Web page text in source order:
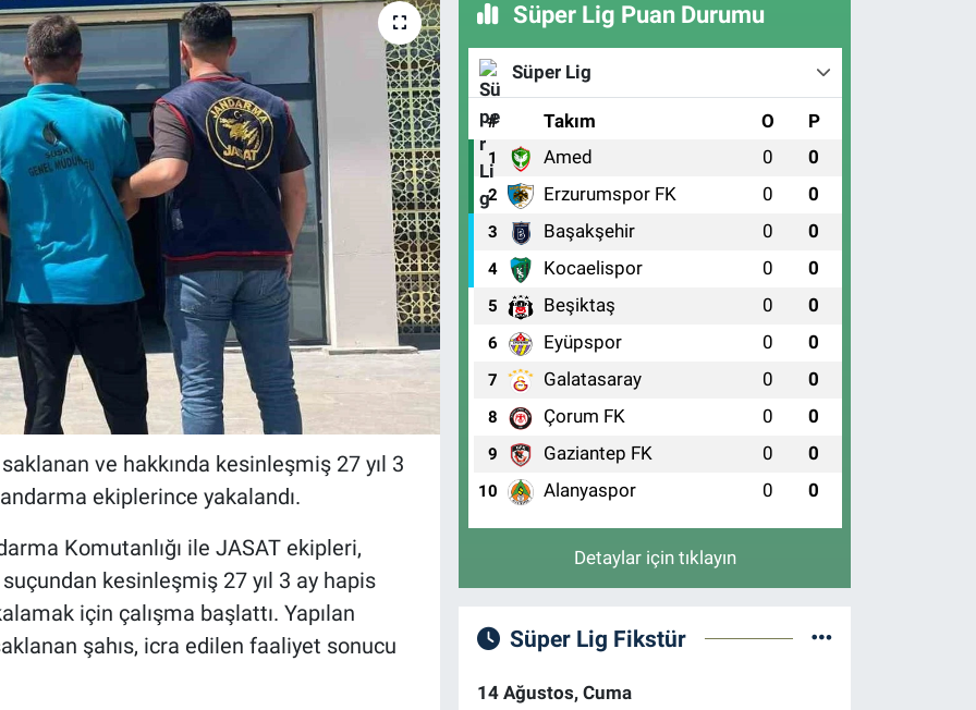
ve hakkında kesinleşmiş 27 yıl 3
ekiplerince yakalandı.
Komutanlığı ile JASAT ekipleri,
kesinleşmiş 27 yıl 3 ay hapis
için çalışma başlattı. Yapılan
şahıs, icra edilen faaliyet sonucu
Süper Lig Puan Durumu
Süper Lig
# Takım O P
1 Amed 0 0
2 Erzurumspor FK 0 0
3 Başakşehir 0 0
4 Kocaelispor 0 0
5 Beşiktaş 0 0
6 Eyüpspor 0 0
7 Galatasaray 0 0
8 Çorum FK 0 0
9 Gaziantep FK 0 0
10 Alanyaspor 0 0
Detaylar için tıklayın
Süper Lig Fikstür
14 Ağustos, Cuma